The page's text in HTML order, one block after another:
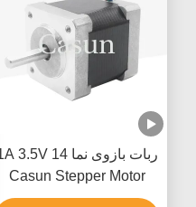
ربات بازوی نما 14 1A 3.5V
Casun Stepper Motor
ATM فرکانس بالا